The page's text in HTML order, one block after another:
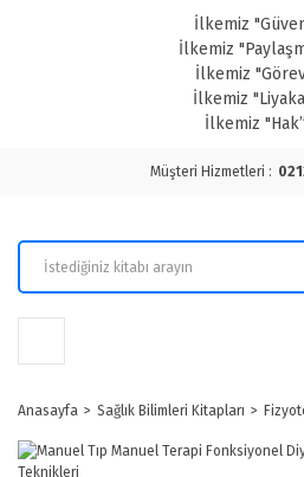
İlkemiz
İlkemiz
İlkemiz
İlkemiz
İlkemiz
Müşteri Hizmetleri :
Anasayfa Sağlık Bilimleri Kitapları